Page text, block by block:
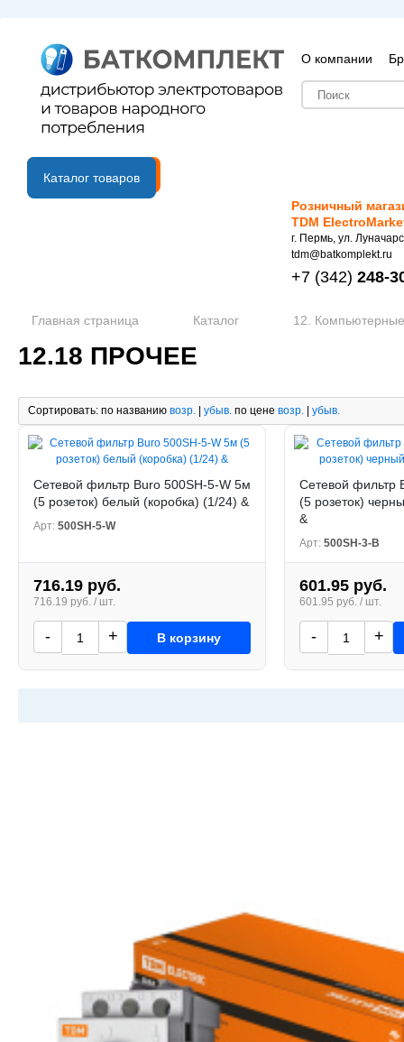
О компании
B2B портал
Каталог товаров
Розничный
TDM
г. Пермь, ул.
tdm@batkomplekt.ru
+7 (342) 248-
Главная страница Каталог 12.
12.18 ПРОЧЕЕ
Сортировать: по названию возр. | убыв. по цене возр. | убыв.
Сетевой фильтр Buro 500SH-5-W 5м
(5 розеток) белый (коробка) (1/24) &
Арт: 500SH-5-W
716.19 руб.
716.19 руб. / шт.
- + В корзину
Сетевой фильтр
(5 розеток)
&
Арт: 500SH-3-B
601.95 руб.
601.95 руб. / шт.
- +